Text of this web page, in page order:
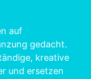
auf
gedacht.
kreative
und ersetzen